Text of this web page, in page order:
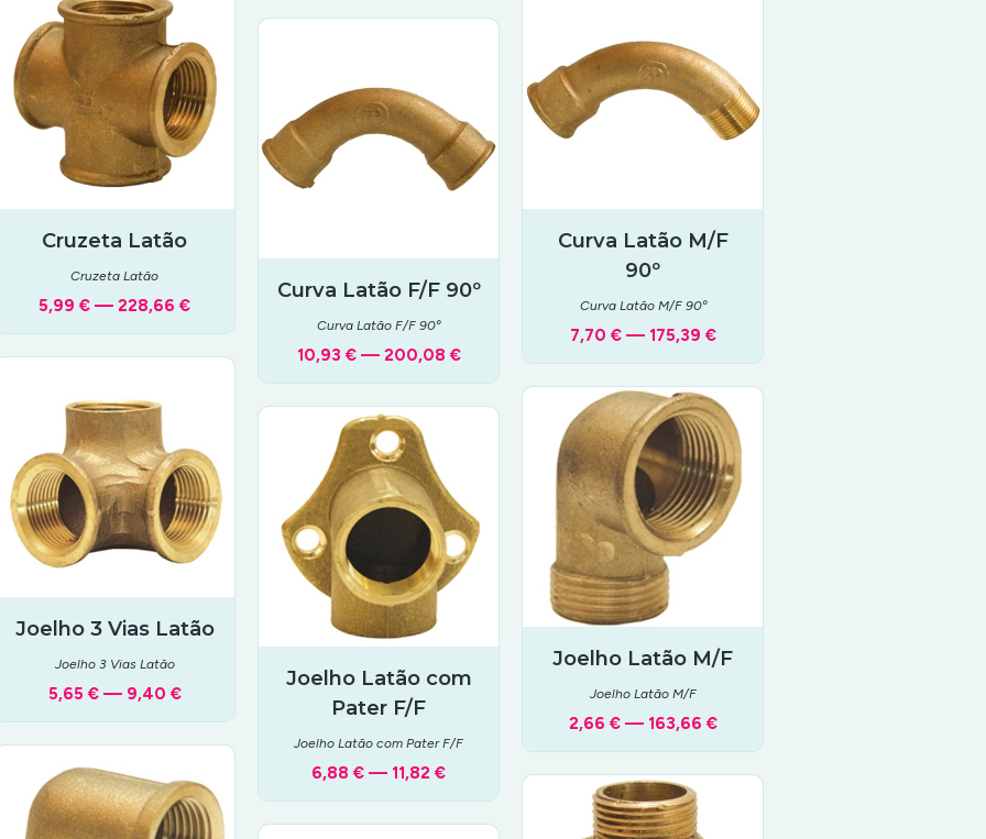
Cruzeta Latão
Cruzeta Latão
5,99 € — 228,66 €
Curva Latão F/F 90º
Curva Latão F/F 90º
10,93 € — 200,08 €
Curva Latão M/F
90º
Curva Latão M/F 90º
7,70 € — 175,39 €
Joelho 3 Vias Latão
Joelho 3 Vias Latão
5,65 € — 9,40 €
Joelho Latão com
Pater F/F
Joelho Latão com Pater F/F
6,88 € — 11,82 €
Joelho Latão M/F
Joelho Latão M/F
2,66 € — 163,66 €